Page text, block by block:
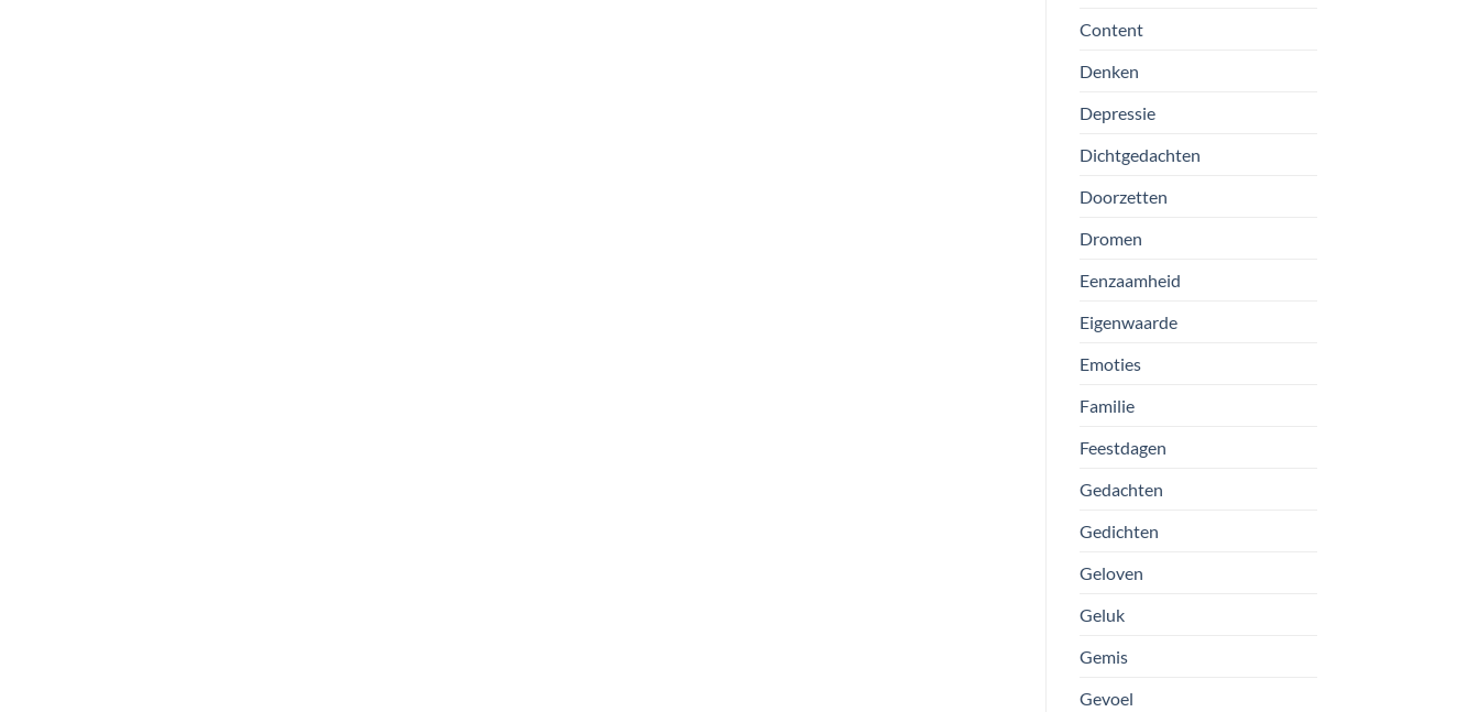
Content
Denken
Depressie
Dichtgedachten
Doorzetten
Dromen
Eenzaamheid
Eigenwaarde
Emoties
Familie
Feestdagen
Gedachten
Gedichten
Geloven
Geluk
Gemis
Gevoel